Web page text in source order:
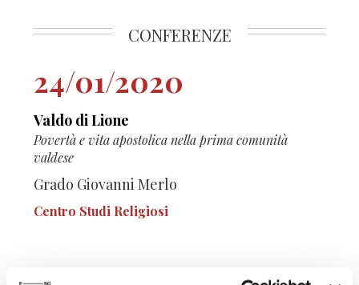
CONFERENZE
24/01/2020
Valdo di Lione
Povertà e vita apostolica nella prima comunità
valdese
Grado Giovanni Merlo
Centro Studi Religiosi